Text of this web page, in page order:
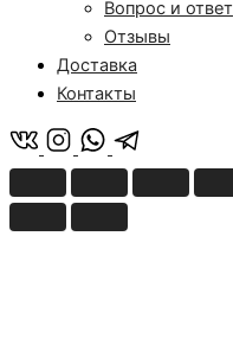
Вопрос и ответ
Отзывы
Доставка
Контакты